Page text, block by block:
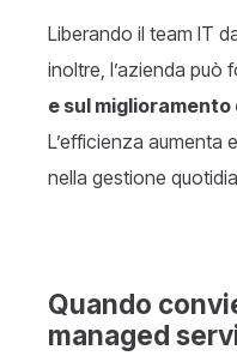
Liberando il team IT
inoltre, l’azienda può
e sul
L’efficienza aumenta
nella gestione
Quando
managed